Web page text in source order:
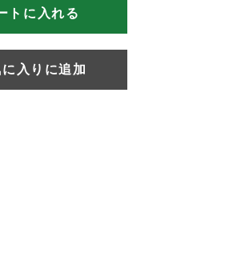
トに入れる
入りに追加